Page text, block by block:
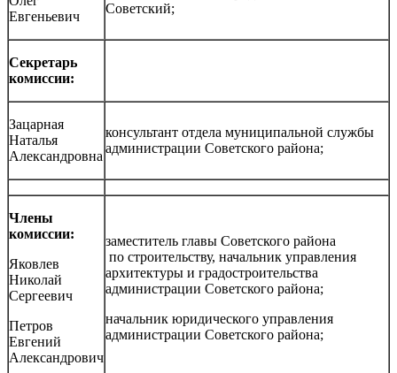
Евгеньевич
Советский;
Секретарь
комиссии:
Зацарная
Наталья
Александровна
консультант отдела муниципальной службы
администрации Советского района;
Члены
комиссии:
Яковлев
Николай
Сергеевич
Петров
Евгений
Александрович
заместитель главы Советского района
по строительству, начальник управления
архитектуры и градостроительства
администрации Советского района;
начальник юридического управления
администрации Советского района;